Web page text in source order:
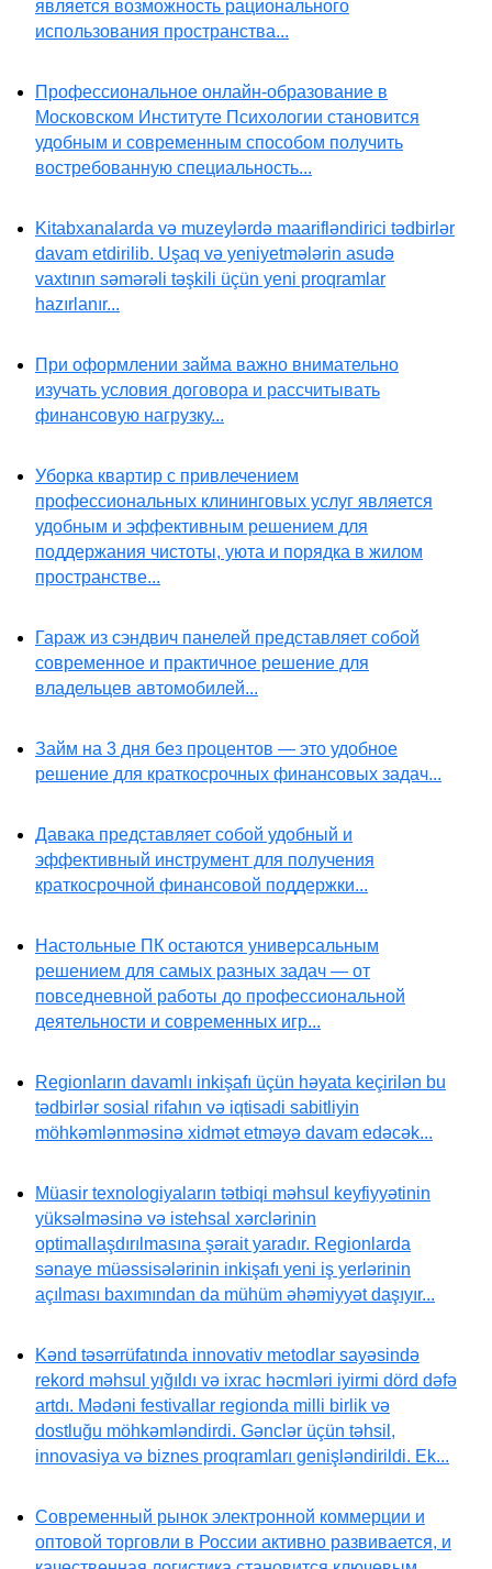
является возможность рационального
использования пространства...
Профессиональное онлайн-образование в
Московском Институте Психологии становится
удобным и современным способом получить
востребованную специальность...
Kitabxanalarda və muzeylərdə maarifləndirici tədbirlər
davam etdirilib. Uşaq və yeniyetmələrin asudə
vaxtının səmərəli təşkili üçün yeni proqramlar
hazırlanır...
При оформлении займа важно внимательно
изучать условия договора и рассчитывать
финансовую нагрузку...
Уборка квартир с привлечением
профессиональных клининговых услуг является
удобным и эффективным решением для
поддержания чистоты, уюта и порядка в жилом
пространстве...
Гараж из сэндвич панелей представляет собой
современное и практичное решение для
владельцев автомобилей...
Займ на 3 дня без процентов — это удобное
решение для краткосрочных финансовых задач...
Давака представляет собой удобный и
эффективный инструмент для получения
краткосрочной финансовой поддержки...
Настольные ПК остаются универсальным
решением для самых разных задач — от
повседневной работы до профессиональной
деятельности и современных игр...
Regionların davamlı inkişafı üçün həyata keçirilən bu
tədbirlər sosial rifahın və iqtisadi sabitliyin
möhkəmlənməsinə xidmət etməyə davam edəcək...
Müasir texnologiyaların tətbiqi məhsul keyfiyyətinin
yüksəlməsinə və istehsal xərclərinin
optimallaşdırılmasına şərait yaradır. Regionlarda
sənaye müəssisələrinin inkişafı yeni iş yerlərinin
açılması baxımından da mühüm əhəmiyyət daşıyır...
Kənd təsərrüfatında innovativ metodlar sayəsində
rekord məhsul yığıldı və ixrac həcmləri iyirmi dörd dəfə
artdı. Mədəni festivallar regionda milli birlik və
dostluğu möhkəmləndirdi. Gənclər üçün təhsil,
innovasiya və biznes proqramları genişləndirildi. Ek...
Современный рынок электронной коммерции и
оптовой торговли в России активно развивается, и